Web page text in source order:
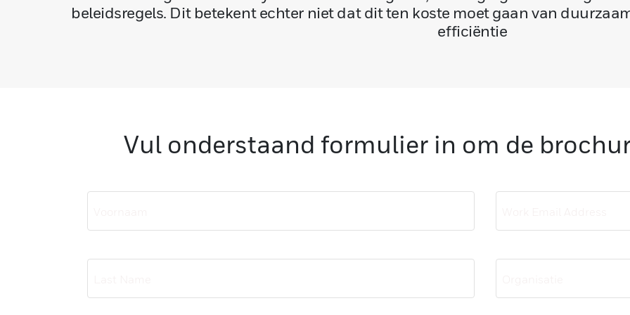
beleidsregels. Dit betekent echter niet dat dit ten koste moet gaan van
efficiëntie
Vul onderstaand formulier in om de